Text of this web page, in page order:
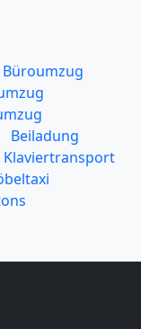
Büroumzug
Beiladung
Klaviertransport